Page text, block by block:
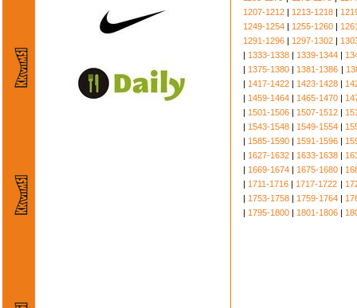
1207-1212 | 1213-1218 |
1249-1254 | 1255-1260 |
1291-1296 | 1297-1302 |
| 1333-1338 | 1339-1344 |
| 1375-1380 | 1381-1386 |
| 1417-1422 | 1423-1428 |
| 1459-1464 | 1465-1470 |
| 1501-1506 | 1507-1512 |
| 1543-1548 | 1549-1554 |
| 1585-1590 | 1591-1596 |
| 1627-1632 | 1633-1638 |
| 1669-1674 | 1675-1680 |
| 1711-1716 | 1717-1722 |
| 1753-1758 | 1759-1764 |
| 1795-1800 | 1801-1806 |